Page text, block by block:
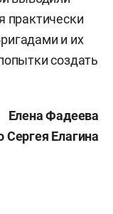
практически
и их
создать
Елена Фадеева
Сергея Елагина